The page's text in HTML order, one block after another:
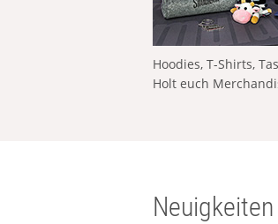
Hoodies, T-Shirts,
Holt euch